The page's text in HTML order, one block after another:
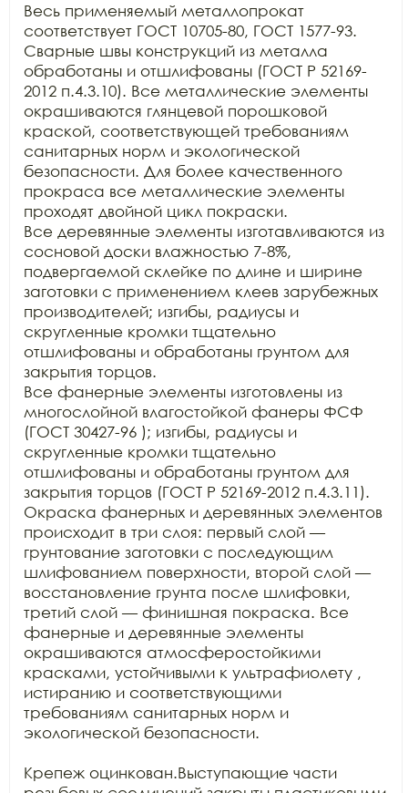
Весь применяемый металлопрокат
соответствует ГОСТ 10705-80, ГОСТ 1577-93.
Сварные швы конструкций из металла
обработаны и отшлифованы (ГОСТ Р 52169-
2012 п.4.3.10). Все металлические элементы
окрашиваются глянцевой порошковой
краской, соответствующей требованиям
санитарных норм и экологической
безопасности. Для более качественного
прокраса все металлические элементы
проходят двойной цикл покраски.
Все деревянные элементы изготавливаются из
сосновой доски влажностью 7-8%,
подвергаемой склейке по длине и ширине
заготовки с применением клеев зарубежных
производителей; изгибы, радиусы и
скругленные кромки тщательно
отшлифованы и обработаны грунтом для
закрытия торцов.
Все фанерные элементы изготовлены из
многослойной влагостойкой фанеры ФСФ
(ГОСТ 30427-96 ); изгибы, радиусы и
скругленные кромки тщательно
отшлифованы и обработаны грунтом для
закрытия торцов (ГОСТ Р 52169-2012 п.4.3.11).
Окраска фанерных и деревянных элементов
происходит в три слоя: первый слой —
грунтование заготовки с последующим
шлифованием поверхности, второй слой —
восстановление грунта после шлифовки,
третий слой — финишная покраска. Все
фанерные и деревянные элементы
окрашиваются атмосферостойкими
красками, устойчивыми к ультрафиолету ,
истиранию и соответствующими
требованиям санитарных норм и
экологической безопасности.
Крепеж оцинкован.Выступающие части